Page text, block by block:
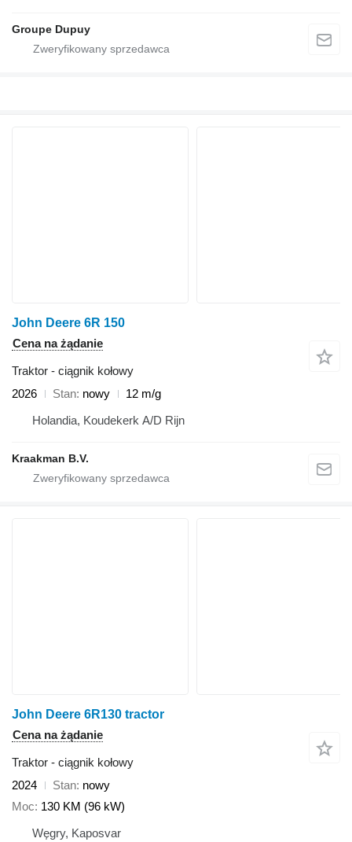
Groupe Dupuy
John Deere 6R 150
Cena na żądanie
Traktor - ciągnik kołowy
2026
Stan nowy
12 m/g
Holandia, Koudekerk A/D Rijn
Kraakman B.V.
John Deere 6R130 tractor
Cena na żądanie
Traktor - ciągnik kołowy
2024
Stan nowy
Moc 130 KM (96 kW)
Węgry, Kaposvar